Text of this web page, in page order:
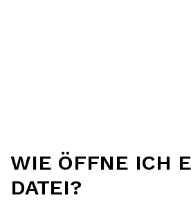
WIE ÖFFNE ICH
DATEI?